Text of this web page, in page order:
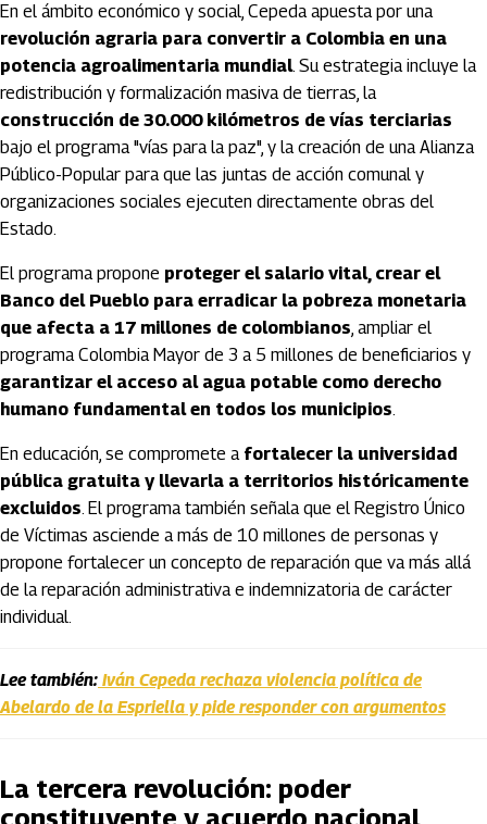
En el ámbito económico y social, Cepeda apuesta por una
revolución agraria para convertir a Colombia en una
potencia agroalimentaria mundial. Su estrategia incluye la
redistribución y formalización masiva de tierras, la
construcción de 30.000 kilómetros de vías terciarias
bajo el programa "vías para la paz", y la creación de una Alianza
Público-Popular para que las juntas de acción comunal y
organizaciones sociales ejecuten directamente obras del
Estado.
El programa propone proteger el salario vital, crear el
Banco del Pueblo para erradicar la pobreza monetaria
que afecta a 17 millones de colombianos, ampliar el
programa Colombia Mayor de 3 a 5 millones de beneficiarios y
garantizar el acceso al agua potable como derecho
humano fundamental en todos los municipios.
En educación, se compromete a fortalecer la universidad
pública gratuita y llevarla a territorios históricamente
excluidos. El programa también señala que el Registro Único
de Víctimas asciende a más de 10 millones de personas y
propone fortalecer un concepto de reparación que va más allá
de la reparación administrativa e indemnizatoria de carácter
individual.
Lee también: Iván Cepeda rechaza violencia política de
Abelardo de la Espriella y pide responder con argumentos
La tercera revolución: poder
constituyente y acuerdo nacional